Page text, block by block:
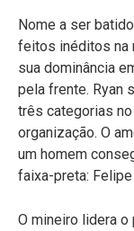
Nome a ser
feitos inéditos na
sua dominância
pela frente. Ryan
três categorias
organização. O
um homem
faixa-preta:
O mineiro lidera o